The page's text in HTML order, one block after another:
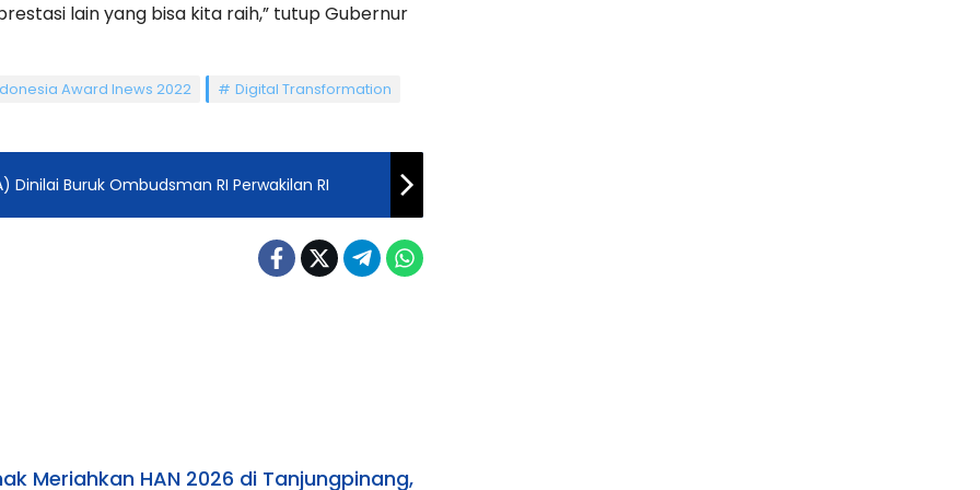
lain yang bisa kita raih,” tutup Gubernur
Award Inews 2022 Digital Transformation
Dinilai Buruk Ombudsman RI Perwakilan RI
Meriahkan HAN 2026 di Tanjungpinang,